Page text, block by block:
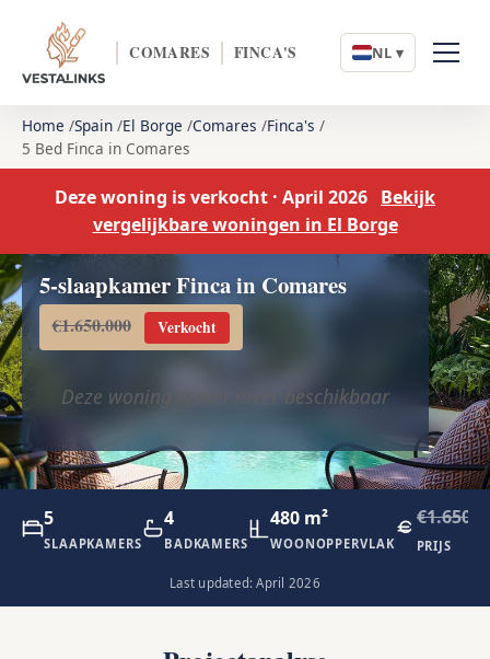
COMARES FINCA'S NL ▾
Home Spain El Borge Comares Finca's
5 Bed Finca in Comares
Deze woning is verkocht · April 2026 Bekijk
vergelijkbare woningen in El Borge
5-slaapkamer Finca in Comares
€1.650.000 Verkocht
Deze woning is niet meer beschikbaar
5
SLAAPKAMERS
4
BADKAMERS
480 m²
WOONOPPERVLAK PRIJS
Last updated: April 2026